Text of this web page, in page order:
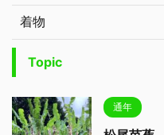
着物
Topic
通年